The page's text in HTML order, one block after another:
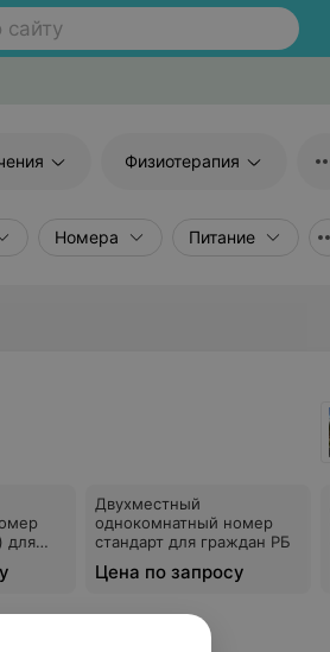
сайту
Физиотерапия
Номера Питание
для
Двухместный
однокомнатный номер
стандарт для граждан РБ
Цена по запросу